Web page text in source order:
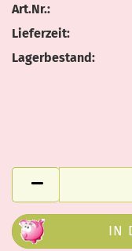
Art.Nr.:
Lieferzeit:
Lagerbestand: